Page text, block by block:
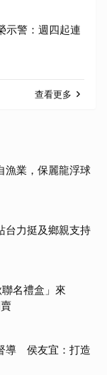
警：週四起連
查看更多
漁業，保麗龍浮球
力挺及鄉親支持
聯名禮盒」來
導 侯友宜：打造